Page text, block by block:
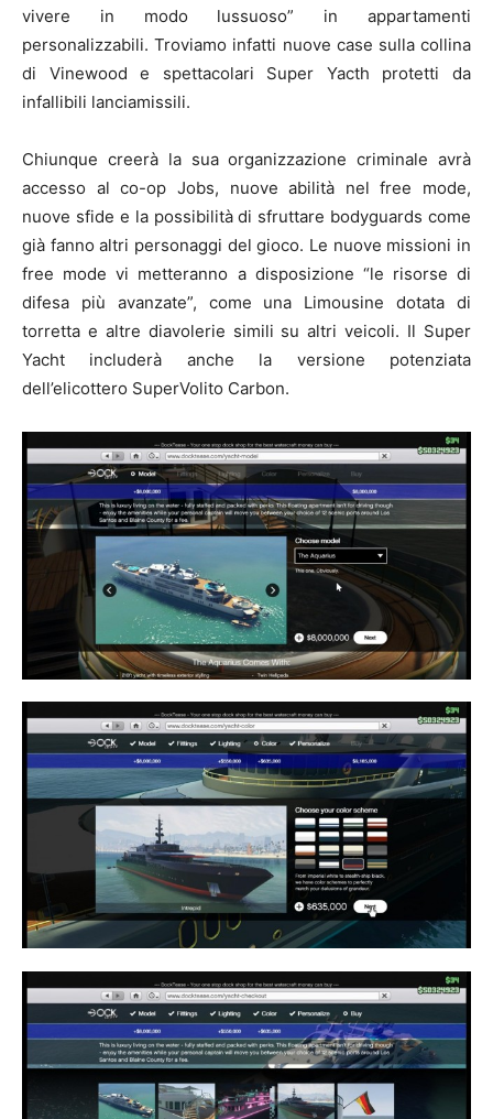
vivere in modo lussuoso” in appartamenti
personalizzabili. Troviamo infatti nuove case sulla collina
di Vinewood e spettacolari Super Yacth protetti da
infallibili lanciamissili.
Chiunque creerà la sua organizzazione criminale avrà
accesso al co-op Jobs, nuove abilità nel free mode,
nuove sfide e la possibilità di sfruttare bodyguards come
già fanno altri personaggi del gioco. Le nuove missioni in
free mode vi metteranno a disposizione “le risorse di
difesa più avanzate”, come una Limousine dotata di
torretta e altre diavolerie simili su altri veicoli. Il Super
Yacht includerà anche la versione potenziata
dell’elicottero SuperVolito Carbon.